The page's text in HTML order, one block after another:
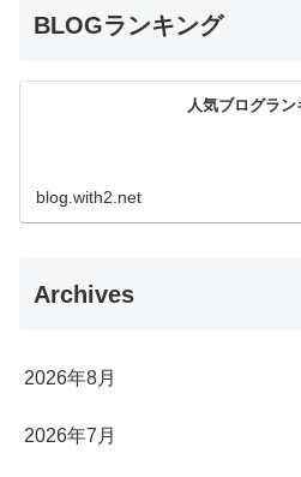
BLOGランキング
人気ブログラン
blog.with2.net
Archives
2026年8月
2026年7月